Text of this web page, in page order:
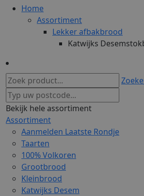
Home
Assortiment
Lekker afbakbrood
Katwijks
Bekijk hele assortiment
Assortiment
Aanmelden Laatste Rondje
Taarten
100% Volkoren
Grootbrood
Kleinbrood
Katwijks Desem